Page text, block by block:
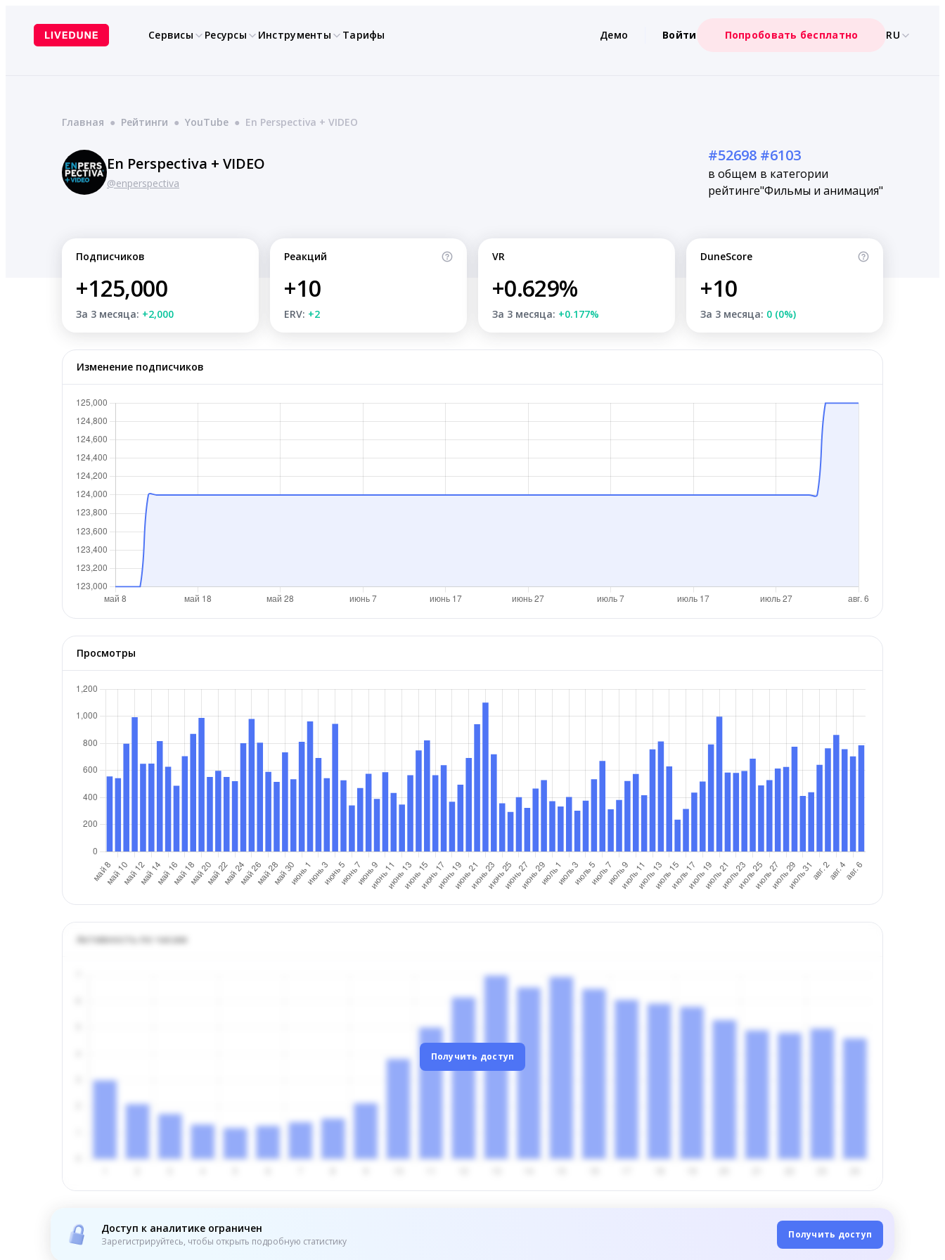
содержимому
Сервисы Ресурсы Инструменты Тарифы Демо Войти Попробовать бесплатно RU
Главная ● Рейтинги ● YouTube ● En Perspectiva + VIDEO
En Perspectiva + VIDEO
@enperspectiva
#52698
в общем
рейтинге
#6103
в категории
"Фильмы и анимация"
Подписчиков
+125,000
За 3 месяца: +2,000
Реакций
+10
ERV: +2
VR
+0.629%
За 3 месяца: +0.177%
DuneScore
+10
За 3 месяца: 0 (0%)
Изменение подписчиков
Просмотры
Активность по часам
Получить доступ
Доступ к аналитике ограничен
Зарегистрируйтесь, чтобы открыть подробную статистику
Получить доступ